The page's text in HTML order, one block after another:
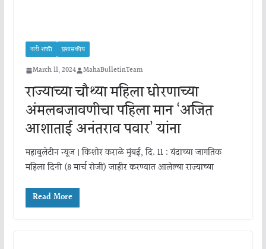
नारी शक्ती प्रशासकीय
March 11, 2024 MahaBulletinTeam
राज्याच्या चौथ्या महिला धोरणाच्या
अंमलबजावणीचा पहिला मान ‘अजित
आशाताई अनंतराव पवार’ यांना
महाबुलेटीन न्यूज | किशोर कराळे मुंबई, दि. 11 : यंदाच्या जागतिक
महिला दिनी (8 मार्च रोजी) जाहीर करण्यात आलेल्या राज्याच्या
Read More